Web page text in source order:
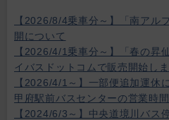
【2026/8/4乗車分～】「南アル
開について
【2026/4/1乗車分～】「春の昇
イバスドットコムで販売開始しま
【2026/4/1～】一部便追加運休
甲府駅前バスセンターの営業時
【2024/6/3～】中央道境川バス